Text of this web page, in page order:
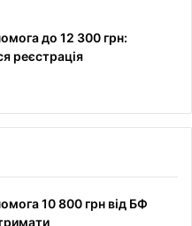
до 12 300 грн:
реєстрація
10 800 грн від БФ